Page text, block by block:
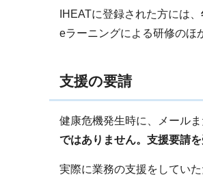
IHEATに登録された方には、
eラーニングによる研修のほ
支援の要請
健康危機発生時に、メール
ではありません。支援要請
実際に業務の支援をしてい